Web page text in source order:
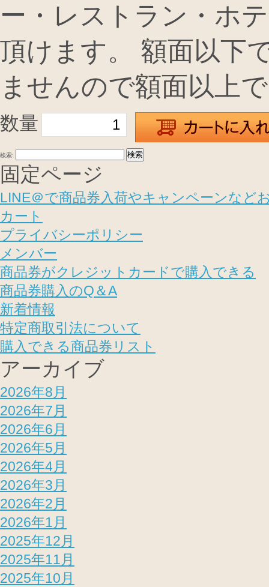
ー・レストラン・ホ
頂けます。 額面以下
ませんので額面以上
数量
検索:
固定ページ
LINE＠で商品券入荷やキャンペーンなど
カート
プライバシーポリシー
メンバー
商品券がクレジットカードで購入できる
商品券購入のQ＆A
新着情報
特定商取引法について
購入できる商品券リスト
アーカイブ
2026年8月
2026年7月
2026年6月
2026年5月
2026年4月
2026年3月
2026年2月
2026年1月
2025年12月
2025年11月
2025年10月